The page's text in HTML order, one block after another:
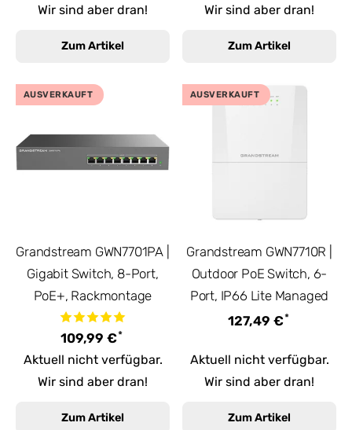
Wir sind aber dran!
Zum Artikel
Wir sind aber dran!
Zum Artikel
AUSVERKAUFT
Grandstream GWN7701PA |
Gigabit Switch, 8-Port,
PoE+, Rackmontage
109,99 €*
Aktuell nicht verfügbar.
Wir sind aber dran!
Zum Artikel
AUSVERKAUFT
Grandstream GWN7710R |
Outdoor PoE Switch, 6-
Port, IP66 Lite Managed
127,49 €*
Aktuell nicht verfügbar.
Wir sind aber dran!
Zum Artikel